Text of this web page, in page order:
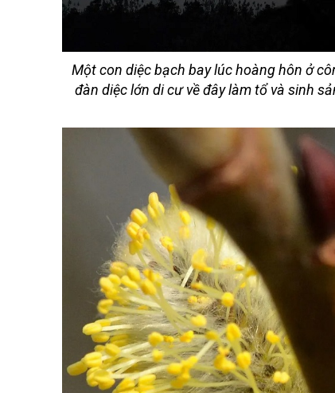
Một con diệc bạch bay lúc hoàng hôn ở
đàn diệc lớn di cư về đây làm tổ và sinh